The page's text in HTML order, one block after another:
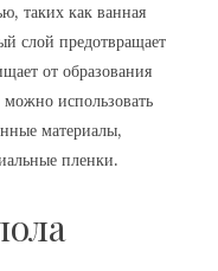
таких как ванная
слой предотвращает
от образования
использовать
материалы,
пленки.